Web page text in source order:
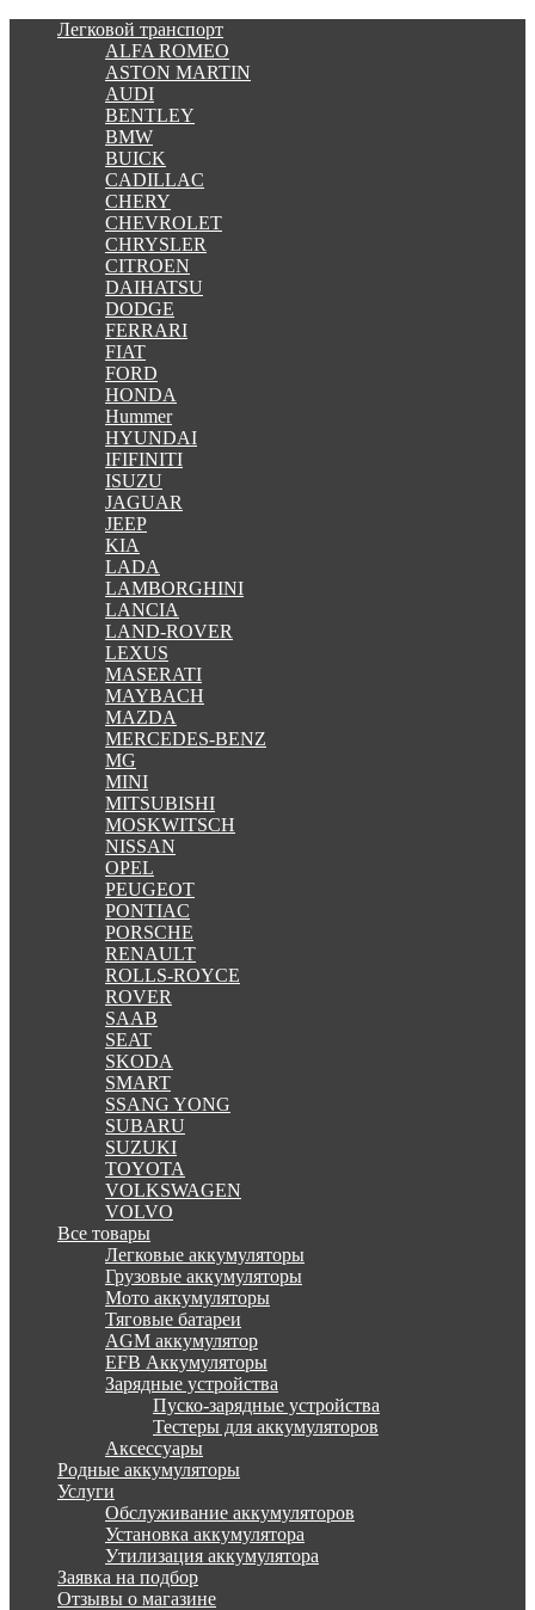
Легковой транспорт
ALFA ROMEO
ASTON MARTIN
AUDI
BENTLEY
BMW
BUICK
CADILLAC
CHERY
CHEVROLET
CHRYSLER
CITROEN
DAIHATSU
DODGE
FERRARI
FIAT
FORD
HONDA
Hummer
HYUNDAI
IFIFINITI
ISUZU
JAGUAR
JEEP
KIA
LADA
LAMBORGHINI
LANCIA
LAND-ROVER
LEXUS
MASERATI
MAYBACH
MAZDA
MERCEDES-BENZ
MG
MINI
MITSUBISHI
MOSKWITSCH
NISSAN
OPEL
PEUGEOT
PONTIAC
PORSCHE
RENAULT
ROLLS-ROYCE
ROVER
SAAB
SEAT
SKODA
SMART
SSANG YONG
SUBARU
SUZUKI
TOYOTA
VOLKSWAGEN
VOLVO
Все товары
Легковые аккумуляторы
Грузовые аккумуляторы
Мото аккумуляторы
Тяговые батареи
AGM аккумулятор
EFB Аккумуляторы
Зарядные устройства
Пуско-зарядные устройства
Тестеры для аккумуляторов
Аксессуары
Родные аккумуляторы
Услуги
Обслуживание аккумуляторов
Установка аккумулятора
Утилизация аккумулятора
Заявка на подбор
Отзывы о магазине